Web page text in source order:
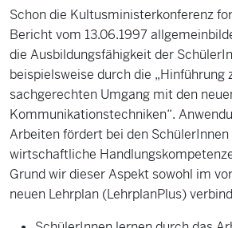
Schon die Kultusministerkonferenz
Bericht vom 13.06.1997
die Ausbildungsfähigkeit der
beispielsweise durch die „Hinführung
sachgerechten Umgang mit den
Kommunikationstechniken“.
Arbeiten fördert bei den SchülerInnen
wirtschaftliche
Grund wir dieser Aspekt sowohl im
neuen Lehrplan (LehrplanPlus)